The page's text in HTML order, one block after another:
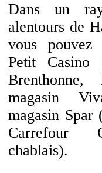
Dans un
alentours de
vous pouvez
Petit Casino
magasin
magasin Spar
Carrefour
chablais).